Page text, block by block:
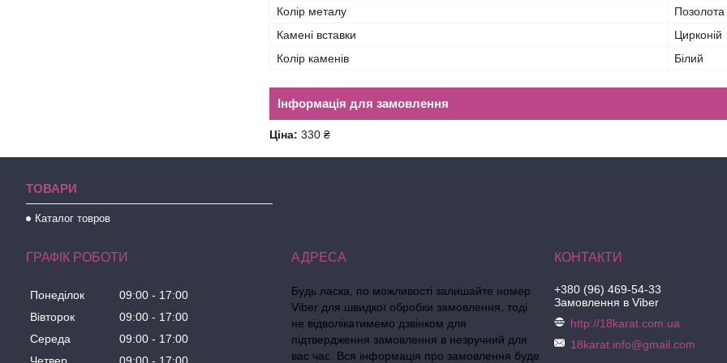
Колір металу
Камені вставки
Цирконій
Колір каменів
Білий
Інформація для замовлення
Ціна: 330 ₴
ТОВАРИ
Каталог товров
ГРАФІК РОБОТИ
Понеділок 09:00
17:00
Вівторок
09:00
17:00
Середа
09:00
17:00
Четвер
09:00 17:00
Будь ласка, по можливості залишайте номер
Viber для швидкої обробки замовлення, тоді
не відволікатимемо дзвінком для
підтвердження замовлення в незручний для
вас час. Вся інформація про замовлення буде
+380 (96) 469-54-33
Замовлення в Viber
http://18karat.com.ua
18karat.info@gmail.com